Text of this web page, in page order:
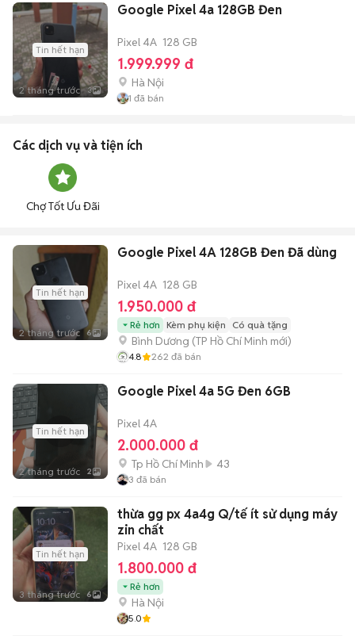
Tin hết hạn
2 tháng trước 3
Google Pixel 4a 128GB Đen
Pixel 4A 128 GB
1.999.999 đ
Hà Nội
1 đã bán
Các dịch vụ và tiện ích
Chợ Tốt Ưu Đãi
Tin hết hạn
2 tháng trước 6
Google Pixel 4A 128GB Đen Đã dùng
Pixel 4A 128 GB
1.950.000 đ
Rẻ hơn Kèm phụ kiện Có quà tặng
Bình Dương (TP Hồ Chí Minh mới)
4.8 262 đã bán
Tin hết hạn
2 tháng trước 2
Google Pixel 4a 5G Đen 6GB
Pixel 4A
2.000.000 đ
Tp Hồ Chí Minh 43
3 đã bán
Tin hết hạn
3 tháng trước 6
thừa gg px 4a4g Q/tế ít sử dụng máy
zin chất
Pixel 4A 128 GB
1.800.000 đ
Rẻ hơn
Hà Nội
5.0